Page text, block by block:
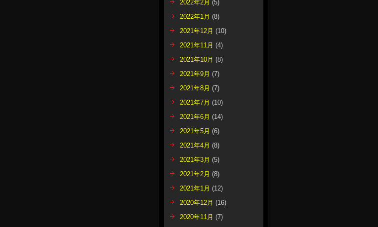
2022年2月 (5)
2022年1月 (8)
2021年12月 (10)
2021年11月 (4)
2021年10月 (8)
2021年9月 (7)
2021年8月 (7)
2021年7月 (10)
2021年6月 (14)
2021年5月 (6)
2021年4月 (8)
2021年3月 (5)
2021年2月 (8)
2021年1月 (12)
2020年12月 (16)
2020年11月 (7)